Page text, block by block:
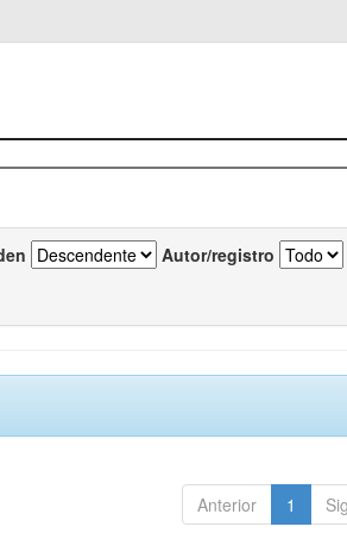
Autor/registro
Anterior 1